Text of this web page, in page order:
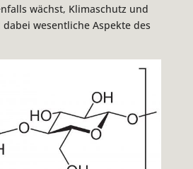
wächst, Klimaschutz und
wesentliche Aspekte des